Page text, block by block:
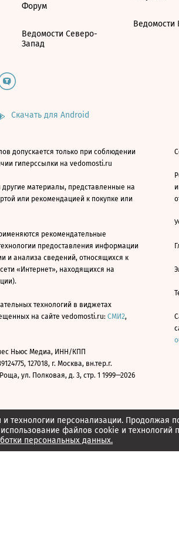
технологии персонализации. Продолжая
файлов cookie и технологий
персональных данных.
Форум
Ведомости Северо-
Запад
Ведомости
Скачать для Android
допускается только при соблюдении
гиперссылки на vedomosti.ru
другие материалы, представленные на
или рекомендацией к покупке или
рекомендательные
предоставления информации
и анализа сведений, относящихся к
«Интернет», находящихся на
технологий в виджетах
на сайте vedomosti.ru: СМИ2,
Ньюс Медиа, ИНН/КПП
127018, г. Москва, вн.тер.г.
ул. Полковая, д. 3, стр. 1 1999—2026